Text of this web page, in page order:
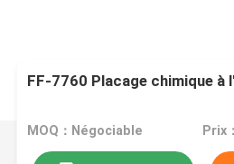
FF-7760 Placage chimique à
MOQ：Négociable Prix